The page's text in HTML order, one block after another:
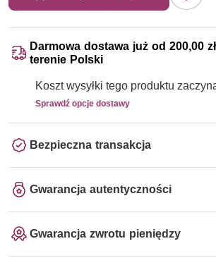
Darmowa dostawa już od 200,00
terenie Polski
Koszt wysyłki tego produktu
Sprawdź opcje dostawy
Bezpieczna transakcja
Gwarancja autentyczności
Gwarancja zwrotu pieniędzy